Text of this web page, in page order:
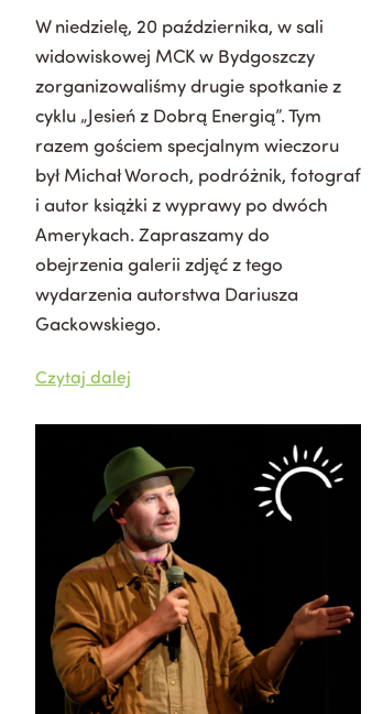
W niedzielę, 20 października, w sali
widowiskowej MCK w Bydgoszczy
zorganizowaliśmy drugie spotkanie z
cyklu „Jesień z Dobrą Energią”. Tym
razem gościem specjalnym wieczoru
był Michał Woroch, podróżnik, fotograf
i autor książki z wyprawy po dwóch
Amerykach. Zapraszamy do
obejrzenia galerii zdjęć z tego
wydarzenia autorstwa Dariusza
Gackowskiego.
Czytaj dalej